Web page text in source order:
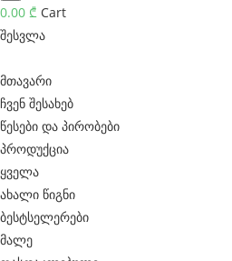
n
e
d
e
l
e
c
t
r
0.00 ₾ Cart
შესვლა
მთავარი
ჩვენ შესახებ
წესები და პირობები
პროდუქცია
ყველა
ახალი წიგნი
ბესტსელერები
მალე